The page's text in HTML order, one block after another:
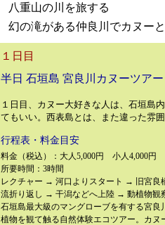
八重山の川を旅する
幻の滝がある仲良川でカヌー
１日目
半日 石垣島 宮良川カヌーツアー
１日目、カヌー大好きな人は、石垣島
てもいい。西表島とは、また違った雰
行程表・料金目安
料金（税込）：大人5,000円 小人4,000円
所要時間：3時間
レクチャー → 河口よりスタート → 旧宮
流折り返し → 干潟などへ上陸 → 動植物観
石垣島最大級のマングローブを有する宮
植物を観て触る自然体験エコツアー。カ